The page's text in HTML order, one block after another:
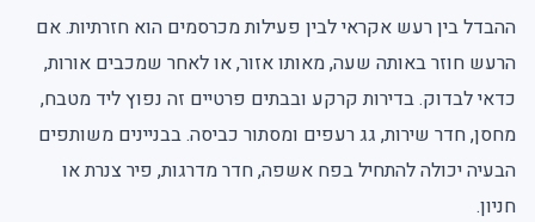
ההבדל בין רעש אקראי לבין פעילות מכרסמים הוא חזרתיות. אם
הרעש חוזר באותה שעה, מאותו אזור, או לאחר שמכבים אורות,
כדאי לבדוק. בדירות קרקע ובבתים פרטיים זה נפוץ ליד מטבח,
מחסן, חדר שירות, גג רעפים ומסתור כביסה. בבניינים משותפים
הבעיה יכולה להתחיל בפח אשפה, חדר מדרגות, פיר צנרת או
חניון.